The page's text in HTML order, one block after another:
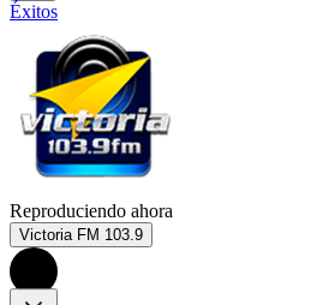
Éxitos
Reproduciendo ahora
Victoria FM 103.9